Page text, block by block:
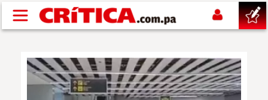
Pasar al contenido principal
SUCESOS